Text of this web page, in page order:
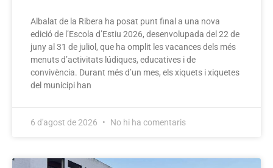
Albalat de la Ribera ha posat punt final a una nova
edició de l’Escola d’Estiu 2026, desenvolupada del 22 de
juny al 31 de juliol, que ha omplit les vacances dels més
menuts d’activitats lúdiques, educatives i de
convivència. Durant més d’un mes, els xiquets i xiquetes
del municipi han
6 d'agost de 2026 No hi ha comentaris